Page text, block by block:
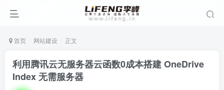
首页 网站建设 正文
利用腾讯云无服务器云函数0成本搭建 OneDrive
Index 无需服务器